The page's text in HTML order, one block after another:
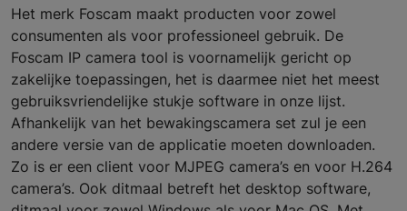
Het merk Foscam maakt producten voor zowel
consumenten als voor professioneel gebruik. De
Foscam IP camera tool is voornamelijk gericht op
zakelijke toepassingen, het is daarmee niet het meest
gebruiksvriendelijke stukje software in onze lijst.
Afhankelijk van het bewakingscamera set zul je een
andere versie van de applicatie moeten downloaden.
Zo is er een client voor MJPEG camera’s en voor H.264
camera’s. Ook ditmaal betreft het desktop software,